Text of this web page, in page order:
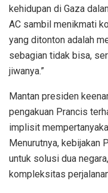
kehidupan di Gaza
AC sambil menikmati
yang ditonton adalah
sebagian tidak bisa,
jiwanya.”
Mantan presiden
pengakuan Prancis
implisit
Menurutnya, kebijakan
untuk solusi dua
kompleksitas